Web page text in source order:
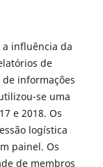
a influência da
de
informações
se uma
e 2018. Os
logística
painel. Os
de membros